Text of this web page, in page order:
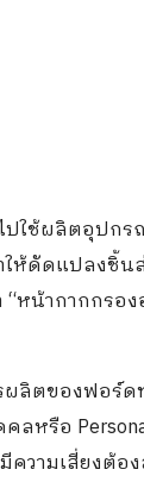
ปใช้ผลิตอุปก
ให้ดัดแปลงชิ้
น้ากากกรอง
ผลิตของฟอร์
รือ
ความเสี่ยงต้